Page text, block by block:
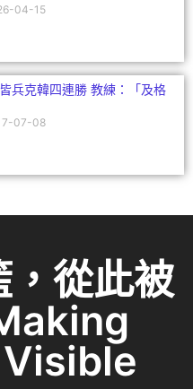
04-15
兵克韓四連勝 教練：「及格
07-08
從此被